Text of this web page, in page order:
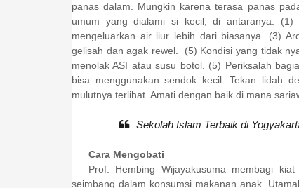
panas dalam. Mungkin karena terasa panas
umum yang dialami si kecil, di antaranya:
mengeluarkan air liur lebih dari biasanya. (3)
gelisah dan agak rewel.
(5) Kondisi yang tidak
menolak ASI atau susu botol. (5) Periksalah
bisa menggunakan sendok kecil. Tekan lidah
mulutnya terlihat. Amati dengan baik di mana
Sekolah Islam Terbaik di
Cara Mengobati
Prof. Hembing Wijayakusuma membagi
seimbang dalam konsumsi makanan anak.